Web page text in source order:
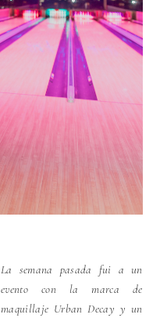
La semana pasada fui a un
evento con la marca de
maquillaje Urban Decay y un